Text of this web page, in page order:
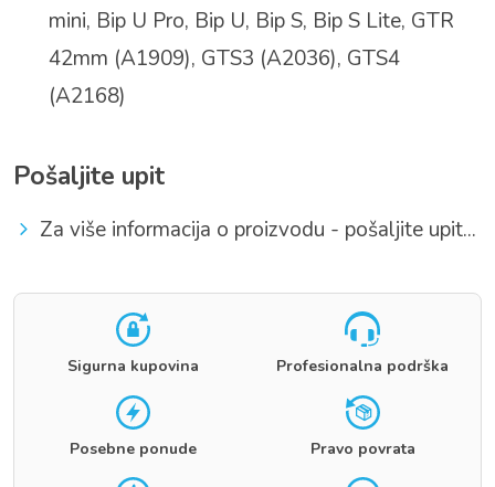
mini, Bip U Pro, Bip U, Bip S, Bip S Lite, GTR
42mm (A1909), GTS3 (A2036), GTS4
(A2168)
Pošaljite upit
Za više informacija o proizvodu - pošaljite upit...
Sigurna kupovina Profesionalna podrška
Posebne ponude Pravo povrata